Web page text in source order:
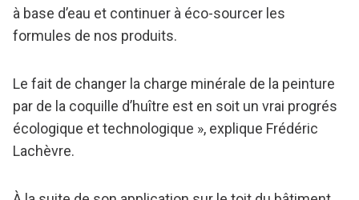
à base d’eau et continuer à éco-sourcer les
formules de nos produits.
Le fait de changer la charge minérale de la peinture
par de la coquille d’huître est en soit un vrai progrés
écologique et technologique », explique Frédéric
Lachèvre.